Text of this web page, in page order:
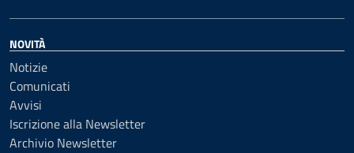
NOVITÀ
Notizie
Comunicati
Avvisi
Iscrizione alla Newsletter
Archivio Newsletter